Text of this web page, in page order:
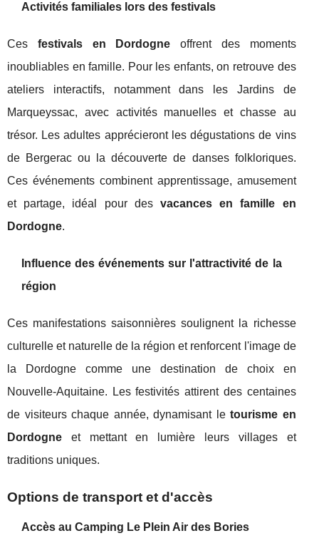
Activités familiales lors des festivals
Ces festivals en Dordogne offrent des moments
inoubliables en famille. Pour les enfants, on retrouve des
ateliers interactifs, notamment dans les Jardins de
Marqueyssac, avec activités manuelles et chasse au
trésor. Les adultes apprécieront les dégustations de vins
de Bergerac ou la découverte de danses folkloriques.
Ces événements combinent apprentissage, amusement
et partage, idéal pour des vacances en famille en
Dordogne.
Influence des événements sur l'attractivité de la
région
Ces manifestations saisonnières soulignent la richesse
culturelle et naturelle de la région et renforcent l'image de
la Dordogne comme une destination de choix en
Nouvelle-Aquitaine. Les festivités attirent des centaines
de visiteurs chaque année, dynamisant letourisme en
Dordogne et mettant en lumière leurs villages et
traditions uniques.
Options de transport et d'accès
Accès au Camping Le Plein Air des Bories